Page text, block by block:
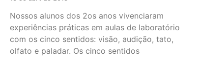
Nossos alunos dos 2os anos vivenciaram
experiências práticas em aulas de laboratório
com os cinco sentidos: visão, audição, tato,
olfato e paladar. Os cinco sentidos